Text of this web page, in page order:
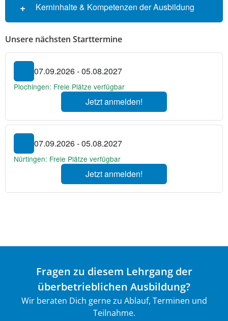
Kerninhalte & Kompetenzen der Ausbildung
Unsere nächsten Starttermine
07.09.2026 - 05.08.2027
Plochingen: Freie Plätze verfügbar
Jetzt anmelden!
07.09.2026 - 05.08.2027
Nürtingen: Freie Plätze verfügbar
Jetzt anmelden!
Fragen zu diesem Lehrgang der
überbetrieblichen Ausbildung?
Wir beraten Dich gerne zu Ablauf, Terminen und
Teilnahme.